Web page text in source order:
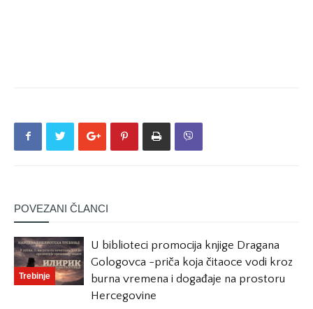
POVEZANI ČLANCI
Trebinje
U biblioteci promocija knjige Dragana
Gologovca -priča koja čitaoce vodi kroz
burna vremena i događaje na prostoru
Hercegovine